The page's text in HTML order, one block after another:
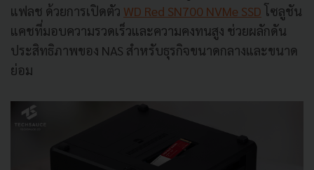
แฟลช ด้วยการเปิดตัว WD Red SN700 NVMe SSD โซลูชัน
แคชที่มอบความรวดเร็วและความคงทนสูง ช่วยผลักดัน
ประสิทธิภาพของ NAS สำหรับธุรกิจขนาดกลางและขนาด
ย่อม